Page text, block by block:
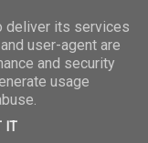
-
deliver its services
user-agent are
and security
usage
IT